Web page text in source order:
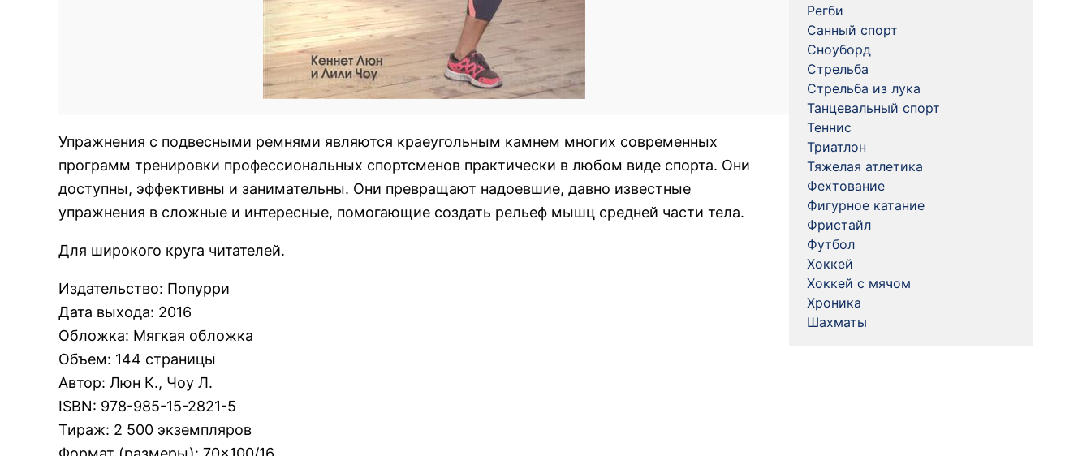
Упражнения с подвесными ремнями являются краеугольным камнем многих современных
программ тренировки профессиональных спортсменов практически в любом виде спорта. Они
доступны, эффективны и занимательны. Они превращают надоевшие, давно известные
упражнения в сложные и интересные, помогающие создать рельеф мышц средней части тела.
Для широкого круга читателей.
Издательство: Попурри
Дата выхода: 2016
Обложка: Мягкая обложка
Объем: 144 страницы
Автор: Люн К., Чоу Л.
ISBN: 978-985-15-2821-5
Тираж: 2 500 экземпляров
Регби
Санный спорт
Сноуборд
Стрельба
Стрельба из лука
Танцевальный спорт
Теннис
Триатлон
Тяжелая атлетика
Фехтование
Фигурное катание
Фристайл
Футбол
Хоккей
Хоккей с мячом
Хроника
Шахматы